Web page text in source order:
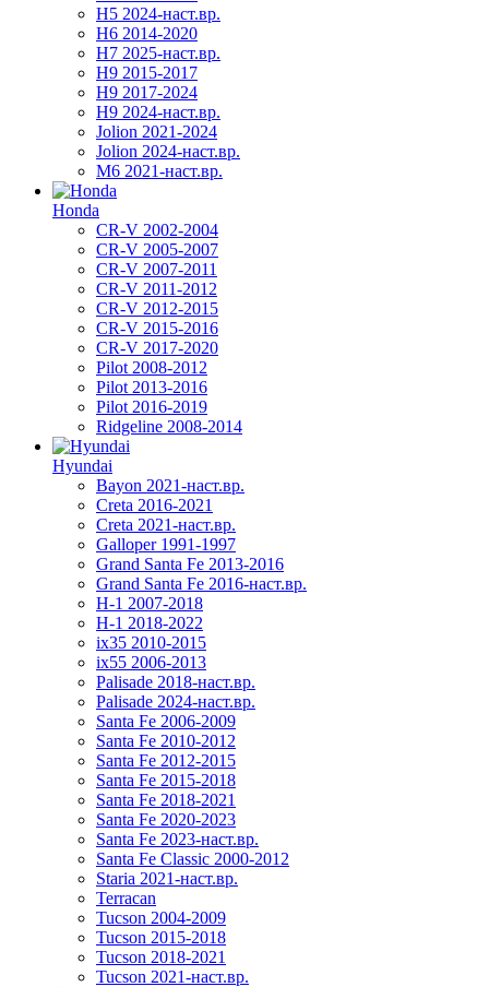
H5 2024-наст.вр.
H6 2014-2020
H7 2025-наст.вр.
H9 2015-2017
H9 2017-2024
H9 2024-наст.вр.
Jolion 2021-2024
Jolion 2024-наст.вр.
М6 2021-наст.вр.
Honda
CR-V 2002-2004
CR-V 2005-2007
CR-V 2007-2011
CR-V 2011-2012
CR-V 2012-2015
CR-V 2015-2016
CR-V 2017-2020
Pilot 2008-2012
Pilot 2013-2016
Pilot 2016-2019
Ridgeline 2008-2014
Hyundai
Bayon 2021-наст.вр.
Creta 2016-2021
Creta 2021-наст.вр.
Galloper 1991-1997
Grand Santa Fe 2013-2016
Grand Santa Fe 2016-наст.вр.
H-1 2007-2018
H-1 2018-2022
ix35 2010-2015
ix55 2006-2013
Palisade 2018-наст.вр.
Palisade 2024-наст.вр.
Santa Fe 2006-2009
Santa Fe 2010-2012
Santa Fe 2012-2015
Santa Fe 2015-2018
Santa Fe 2018-2021
Santa Fe 2020-2023
Santa Fe 2023-наст.вр.
Santa Fe Classic 2000-2012
Staria 2021-наст.вр.
Terracan
Tucson 2004-2009
Tucson 2015-2018
Tucson 2018-2021
Tucson 2021-наст.вр.